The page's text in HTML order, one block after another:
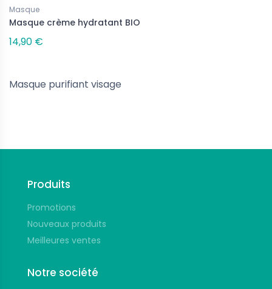
Masque purifiant visage
Masque
Masque crème hydratant BIO
14,90 €
Produits
Promotions
Nouveaux produits
Meilleures ventes
Notre société